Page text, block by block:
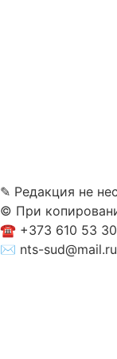
✎ Редакция не
© При
☎︎ +373 610 53
✉ nts-sud@mail.ru